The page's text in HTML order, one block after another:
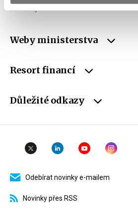
Weby ministerstva
Resort financí
Důležité odkazy
Odebírat novinky e-mailem
Novinky přes RSS